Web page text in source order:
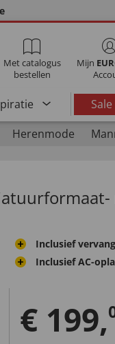
Met catalogus
bestellen
Mijn
Sale
Herenmode
Inclusief
Inclusief AC-
€ 199,